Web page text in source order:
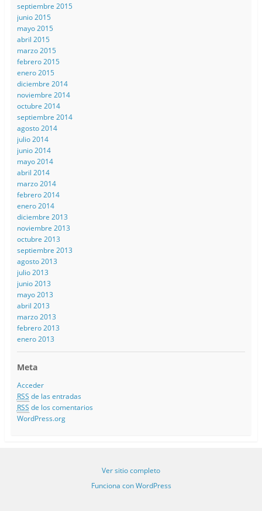
septiembre 2015
junio 2015
mayo 2015
abril 2015
marzo 2015
febrero 2015
enero 2015
diciembre 2014
noviembre 2014
octubre 2014
septiembre 2014
agosto 2014
julio 2014
junio 2014
mayo 2014
abril 2014
marzo 2014
febrero 2014
enero 2014
diciembre 2013
noviembre 2013
octubre 2013
septiembre 2013
agosto 2013
julio 2013
junio 2013
mayo 2013
abril 2013
marzo 2013
febrero 2013
enero 2013
Meta
Acceder
RSS de las entradas
RSS de los comentarios
WordPress.org
Ver sitio completo
Funciona con WordPress